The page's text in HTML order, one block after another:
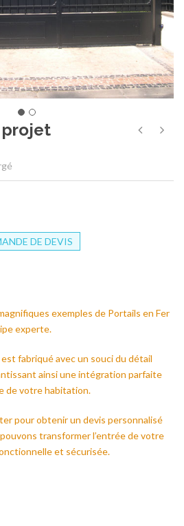
projet
DE DEVIS
exemples de Portails en Fer
experte.
fabriqué avec un souci du détail
ainsi une intégration parfaite
de votre habitation.
pour obtenir un devis personnalisé
transformer l’entrée de votre
et sécurisée.